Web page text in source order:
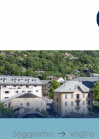
Soggiorno Voglio